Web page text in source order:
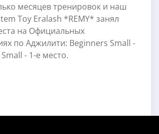
месяцев тренировок и наш
Toy Eralash *REMY* занял
на Официальных
по Аджилити: Beginners Small -
- 1-e место.